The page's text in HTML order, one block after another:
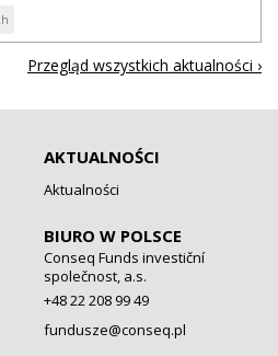
Przegląd wszystkich aktualności ›
AKTUALNOŚCI
Aktualności
BIURO W POLSCE
Conseq Funds investiční
společnost, a.s.
+48 22 208 99 49
fundusze@conseq.pl